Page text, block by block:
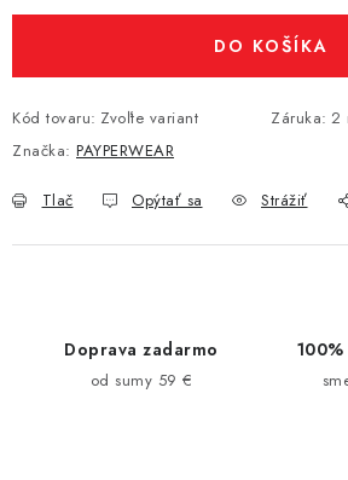
DO KOŠÍKA
Kód tovaru: Zvoľte variant Záruka: 2
Značka: PAYPERWEAR
Tlač Opýtať sa Strážiť
Doprava zadarmo
od sumy 59 €